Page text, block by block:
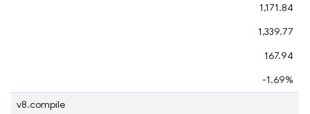
1,171.84
1,339.77
167.94
-1.69%
v8.compile